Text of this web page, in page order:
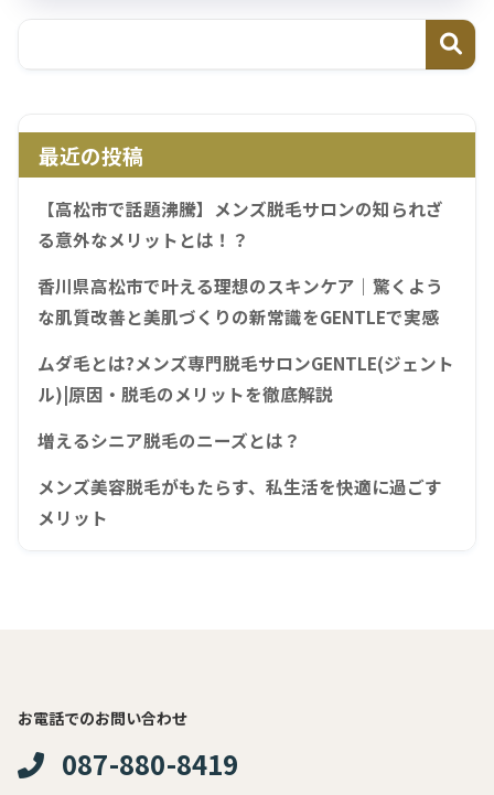
最近の投稿
【高松市で話題沸騰】メンズ脱毛サロンの知られざ
る意外なメリットとは！？
香川県高松市で叶える理想のスキンケア｜驚くよう
な肌質改善と美肌づくりの新常識をGENTLEで実感
ムダ毛とは?メンズ専門脱毛サロンGENTLE(ジェント
ル)|原因・脱毛のメリットを徹底解説
増えるシニア脱毛のニーズとは？
メンズ美容脱毛がもたらす、私生活を快適に過ごす
メリット
お電話でのお問い合わせ
087-880-8419